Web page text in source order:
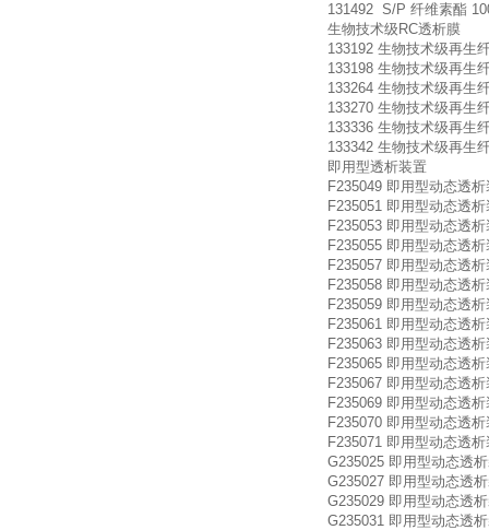
131492 S/P 纤维素酯
生物技术级RC透析膜
133192 生物技术级再生
133198 生物技术级再生
133264 生物技术级再生
133270 生物技术级再生
133336 生物技术级再生
133342 生物技术级再生
即用型透析装置
F235049 即用型动态透
F235051 即用型动态透
F235053 即用型动态透
F235055 即用型动态透
F235057 即用型动态透
F235058 即用型动态透
F235059 即用型动态透
F235061 即用型动态透
F235063 即用型动态透
F235065 即用型动态透
F235067 即用型动态透
F235069 即用型动态透
F235070 即用型动态透
F235071 即用型动态透
G235025 即用型动态透
G235027 即用型动态透
G235029 即用型动态透
G235031 即用型动态透